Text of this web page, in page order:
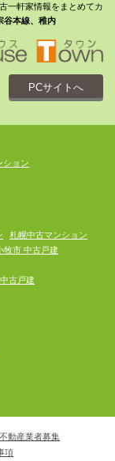
一軒家情報をまとめてカ
谷本線、稚内
PCサイトへ
ション
札幌中古マンション
牧市 中古戸建
古戸建
動産業者募集
項